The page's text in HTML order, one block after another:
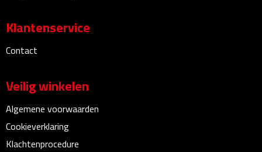
Bureau ventilatoren
Gummen
Klantenservice
Contact
Veilig winkelen
Algemene voorwaarden
Cookieverklaring
Klachtenprocedure